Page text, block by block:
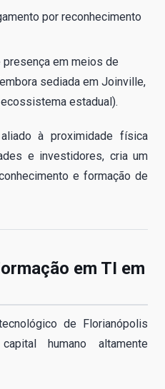
por reconhecimento
em meios de
sediada em Joinville,
estadual).
à proximidade física
e investidores, cria um
e formação de
em TI em
de Florianópolis
humano altamente